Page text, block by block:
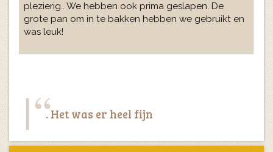
plezierig.. We hebben ook prima geslapen. De
grote pan om in te bakken hebben we gebruikt en
was leuk!
. Het was er heel fijn